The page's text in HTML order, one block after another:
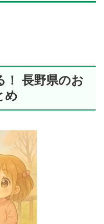
！ 長野県のお
め